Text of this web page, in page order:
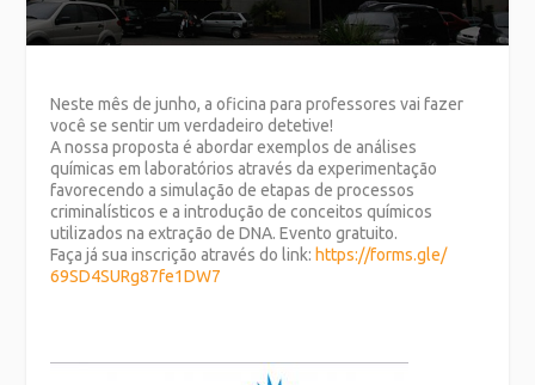
Neste mês de junho, a oficina para professores vai fazer
você se sentir um verdadeiro detetive!
A nossa proposta é abordar exemplos de análises
químicas em laboratórios através da experimentação
favorecendo a simulação de etapas de processos
criminalísticos e a introdução de conceitos químicos
utilizados na extração de DNA. Evento gratuito.
Faça já sua inscrição através do link: https://forms.gle/
69SD4SURg87fe1DW7